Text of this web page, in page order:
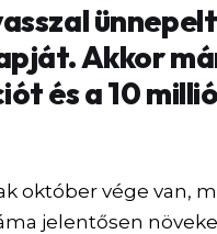
Akkor
és a 10
október vége van,
jelentősen